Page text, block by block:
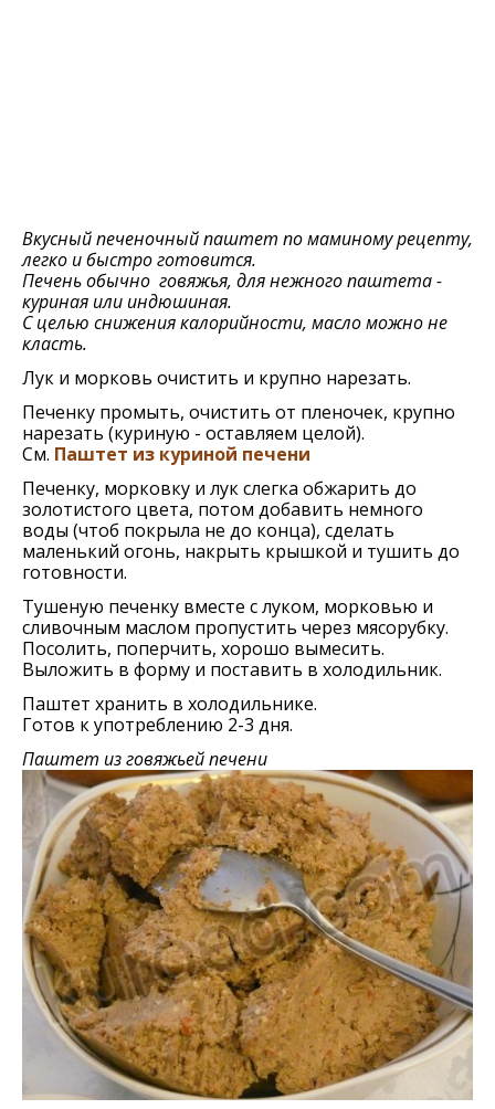
Вкусный печеночный паштет по маминому рецепту,
легко и быстро готовится.
Печень обычно говяжья, для нежного паштета -
куриная или индюшиная.
С целью снижения калорийности, масло можно не
класть.
Лук и морковь очистить и крупно нарезать.
Печенку промыть, очистить от пленочек, крупно
нарезать (куриную - оставляем целой).
См. Паштет из куриной печени
Печенку, морковку и лук слегка обжарить до
золотистого цвета, потом добавить немного
воды (чтоб покрыла не до конца), сделать
маленький огонь, накрыть крышкой и тушить до
готовности.
Тушеную печенку вместе с луком, морковью и
сливочным маслом пропустить через мясорубку.
Посолить, поперчить, хорошо вымесить.
Выложить в форму и поставить в холодильник.
Паштет хранить в холодильнике.
Готов к употреблению 2-3 дня.
Паштет из говяжьей печени